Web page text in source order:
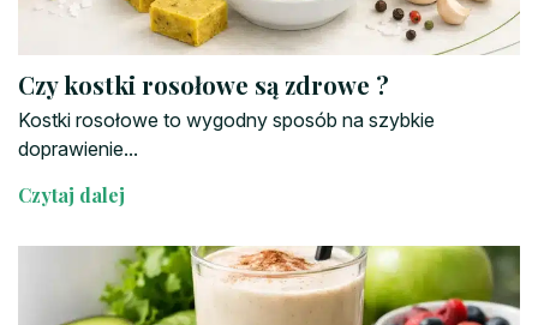
Czy kostki rosołowe są zdrowe ?
Kostki rosołowe to wygodny sposób na szybkie
doprawienie...
Czytaj dalej